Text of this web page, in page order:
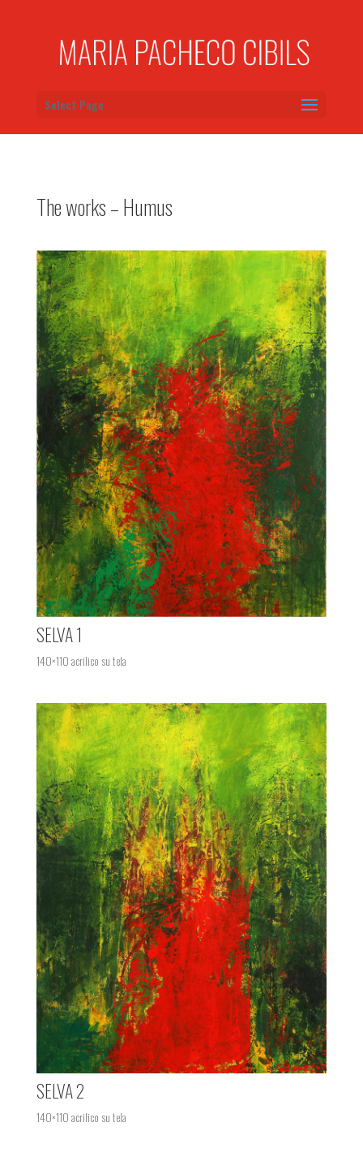
Select Page
The works – Humus
SELVA 1
140×110 acrilico su tela
SELVA 2
140×110 acrilico su tela